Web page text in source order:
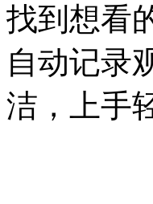
找到想看
自动记录
洁，上手